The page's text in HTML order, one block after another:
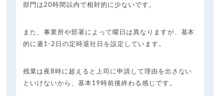
部門は20時間以内で相対的に少ないです。
また、事業所や部署によって曜日は異なりますが、基本
的に週1-2日の定時退社日を設定しています。
残業は夜8時に超えると上司に申請して理由を出さない
といけないから、基本19時前後終わる感じです。